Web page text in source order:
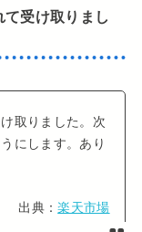
て受け取りまし
取りました。次
にします。あり
出典：楽天市場